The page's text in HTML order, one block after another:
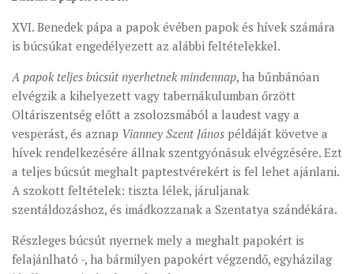
XVI. Benedek pápa a papok évében papok és hívek számára
is búcsúkat engedélyezett az alábbi feltételekkel.
A papok teljes búcsút nyerhetnek mindennap, ha bűnbánóan
elvégzik a kihelyezett vagy tabernákulumban őrzött
Oltáriszentség előtt a zsolozsmából a laudest vagy a
vesperást, és aznap Vianney Szent János példáját követve a
hívek rendelkezésére állnak szentgyónásuk elvégzésére. Ezt
a teljes búcsút meghalt paptestvérekért is fel lehet ajánlani.
A szokott feltételek: tiszta lélek, járuljanak
szentáldozáshoz, és imádkozzanak a Szentatya szándékára.
Részleges búcsút nyernek mely a meghalt papokért is
felajánlható -, ha bármilyen papokért végzendő, egyházilag